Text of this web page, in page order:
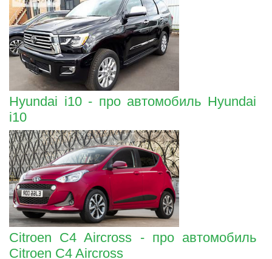
Hyundai i10 - про автомобиль Hyundai
i10
Citroen C4 Aircross - про автомобиль
Citroen C4 Aircross